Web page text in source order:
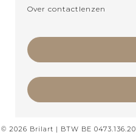
Over contactlenzen
© 2026 Brilart | BTW BE